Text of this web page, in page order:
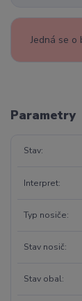
Jedná se o
Parametry
Stav
Interpret
Typ nosiče
Stav nosič
Stav obal